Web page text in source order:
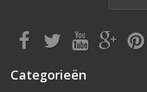
Categorieën